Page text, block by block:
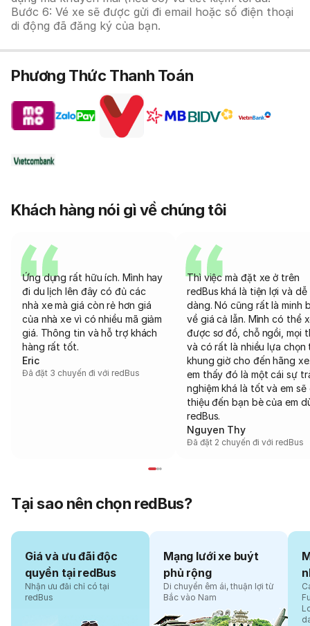
Bước 6: Vé xe sẽ được gửi đi email hoặc số điện thoại
di động đã đăng ký của bạn.
Phương Thức Thanh Toán
Khách hàng nói gì về chúng tôi
Ứng dụng rất hữu ích. Mình hay
đi du lịch lên đây có đủ các
nhà xe mà giá còn rẻ hơn giá
của nhà xe vì có nhiều mã giảm
giá. Thông tin và hỗ trợ khách
hàng rất tốt.
Eric
Đã đặt 3 chuyến đi với redBus
Thì việc mà đặt xe ở trên
redBus khá là tiện lợi và dễ
dàng. Nó cũng rất là minh
về giá cả lẫn. Mình có thể
được sơ đồ, chỗ ngồi, mọi
và có rất là nhiều lựa chọn
khung giờ cho đến hãng
em thấy đó là một cái sự
nghiệm khá là tốt và em sẽ
thiệu đến bạn bè của em
redBus.
Nguyen Thy
Đã đặt 2 chuyến đi với redBus
Tại sao nên chọn redBus?
Giá và ưu đãi độc
quyền tại redBus
Nhận ưu đãi chỉ có tại
redBus
Mạng lưới xe buýt
phủ rộng
Di chuyển êm ái, thuận lợi từ
Bắc vào Nam